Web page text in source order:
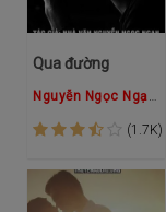
Qua đường
Nguyễn Ngọc Ngạn
(1.7K)